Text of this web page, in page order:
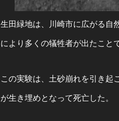
生田緑地は、川崎市に広がる自
により多くの犠牲者が出たこと
この実験は、土砂崩れを引き起
が生き埋めとなって死亡した。